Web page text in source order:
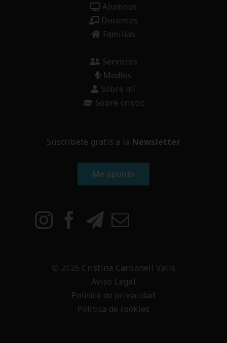
Alumnos
Docentes
Familias
Servicios
Medios
Sobre mí
Sobre cristic
Suscríbete gratis a la Newsletter
Me apunto
© 2026 Cristina Carbonell Valls
Aviso Legal
Política de privacidad
Política de cookies